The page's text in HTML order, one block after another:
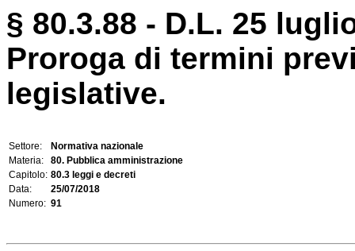
§ 80.3.88 - D.L. 25
Proroga di termini
legislative.
Settore:
Normativa nazionale
Materia:
80. Pubblica amministrazione
Capitolo: 80.3 leggi e decreti
Data:
25/07/2018
Numero: 91